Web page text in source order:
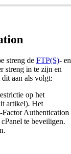
streng de FTP(S)- en
streng in te zijn en
dit aan als volgt:
op het
artikel). Het
Authentication
te beveiligen.